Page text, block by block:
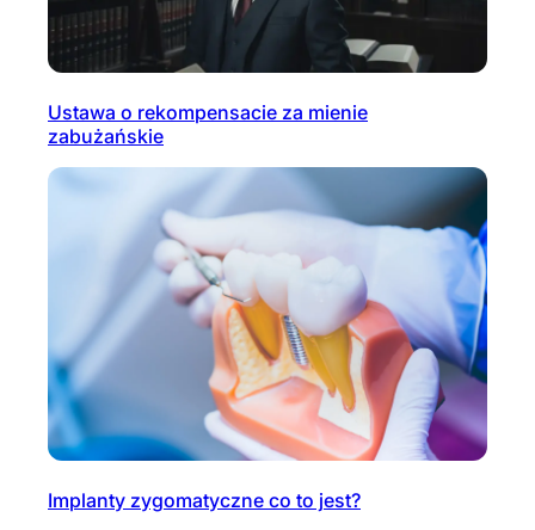
Ustawa o rekompensacie za mienie
zabużańskie
Implanty zygomatyczne co to jest?